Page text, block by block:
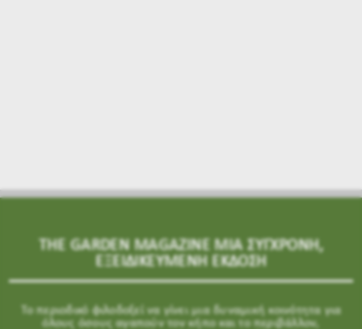
THE GARDEN MAGAZINE ΜΙΑ ΣΥΓΧΡΟΝΗ,
ΕΞΕΙΔΙΚΕΥΜΕΝΗ ΕΚΔΟΣΗ
Το περιοδικό φιλοδοξεί να γίνει μια δυναμική κοινότητα για
όλους όσους αγαπούν τον κήπο και το περιβάλλον,